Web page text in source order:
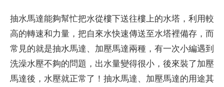
抽水馬達能夠幫忙把水從樓下送往樓上的水塔，利用較
高的轉速和力量，把自來水快速傳送至水塔裡備存，而
常見的就是抽水馬達、加壓馬達兩種，有一次小編遇到
洗澡水壓不夠的問題，出水量變得很小，後來裝了加壓
馬達後，水壓就正常了！抽水馬達、加壓馬達的用途其